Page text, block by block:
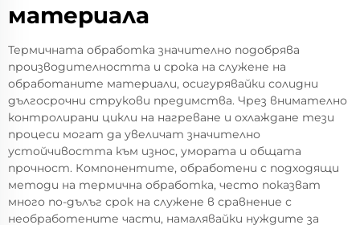
материала
Термичната обработка значително подобрява
производителността и срока на служене на
обработаните материали, осигурявайки солидни
дългосрочни струкови предимства. Чрез внимателно
контролирани цикли на нагреване и охлаждане тези
процеси могат да увеличат значително
устойчивостта към износ, умората и общата
прочност. Компонентите, обработени с подходящи
методи на термична обработка, често показват
много по-дълъг срок на служене в сравнение с
необработените части, намалявайки нуждите за